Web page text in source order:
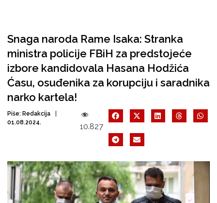
Snaga naroda Rame Isaka: Stranka
ministra policije FBiH za predstojeće
izbore kandidovala Hasana Hodžića
Ćasu, osuđenika za korupciju i saradnika
narko kartela!
Piše: Redakcija
01.08.2024.
10.827